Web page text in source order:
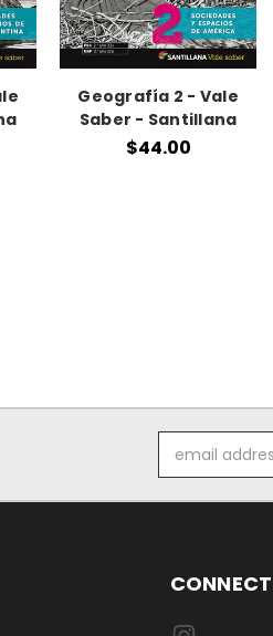
Geografía 2 - Vale
Saber - Santillana
$44.00
Address